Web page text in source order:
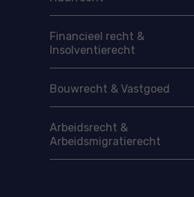
Financieel recht &
Insolventierecht
Bouwrecht & Vastgoed
Arbeidsrecht &
Arbeidsmigratie­recht